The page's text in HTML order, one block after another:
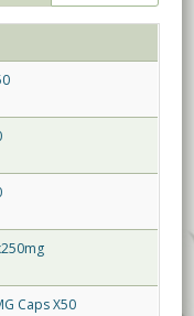
Caps X50